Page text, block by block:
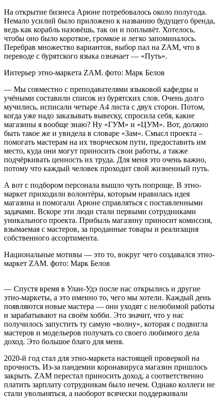
На открытие бизнеса Арюне потребовалось около полугода.
Немало усилий было приложено к названию будущего бренда,
ведь как корабль назовёшь, так он и поплывёт. Хотелось,
чтобы оно было короткое, громкое и легко запоминалось.
Перебрав множество вариантов, выбор пал на ZAM, что в
переводе с бурятского языка означает — «Путь».
Интерьер этно-маркета ZAM. фото: Марк Белов
— Мы совместно с преподавателями языковой кафедры и
учёными составили список из бурятских слов. Очень долго
мучились, исписали четыре А4 листа с двух сторон. Потом,
когда уже надо заказывать вывеску, спросила себя, какие
магазины я вообще знаю? Ну «ГУМ» и «ЦУМ». Вот, должно
быть такое же и увидела в словаре «Зам». Смысл проекта –
помогать мастерам на их творческом пути, предоставить им
место, куда они могут приносить свои работы, а также
подчёркивать ценность их труда. Для меня это очень важно,
потому что каждый человек проходит свой жизненный путь.
А вот с подбором персонала вышло чуть попроще. В этно-
маркет приходили волонтёры, которым нравилась идея
магазина и помогали Арюне справляться с поставленными
задачами. Вскоре эти люди стали первыми сотрудниками
уникального проекта. Прибыль магазину приносит комиссия,
взымаемая с мастеров, за проданные товары и реализация
собственного ассортимента.
Национальные мотивы — это то, вокруг чего создавался этно-
маркет ZAM. фото: Марк Белов
— Спустя время в Улан-Удэ после нас открылись и другие
этно-маркеты, а это именно то, чего мы хотели. Каждый день
появляются новые мастера — они уходят с нелюбимой работы
и зарабатывают на своём хобби. Это значит, что у нас
получилось запустить ту самую «волну», которая с подвигла
мастеров и модельеров получать со своего любимого дела
доход. Это большое благо для меня.
2020-й год стал для этно-маркета настоящей проверкой на
прочность. Из-за пандемии коронавируса магазин пришлось
закрыть. ZAM перестал приносить доход, а соответственно
платить зарплату сотрудникам было нечем. Однако коллеги не
стали увольняться, а наоборот всячески поддерживали